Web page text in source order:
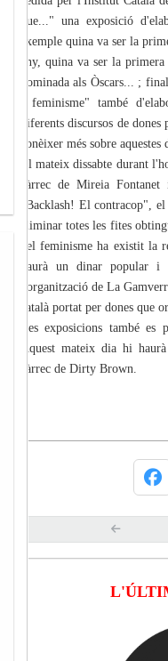
que..." una exposició
exemple quina va ser la
any, quina va ser la
nominada als Òscars... ;
i feminisme" també
diferents discursos de
conèixer més sobre
El mateix dissabte durant
càrrec de Mireia
"Backlash! El contracop",
eliminar totes les fites
del feminisme ha existit la
haurà un dinar popular i
l'organització de La
català portat per dones que
Les exposicions també
Aquest mateix dia hi
càrrec de Dirty Brown.